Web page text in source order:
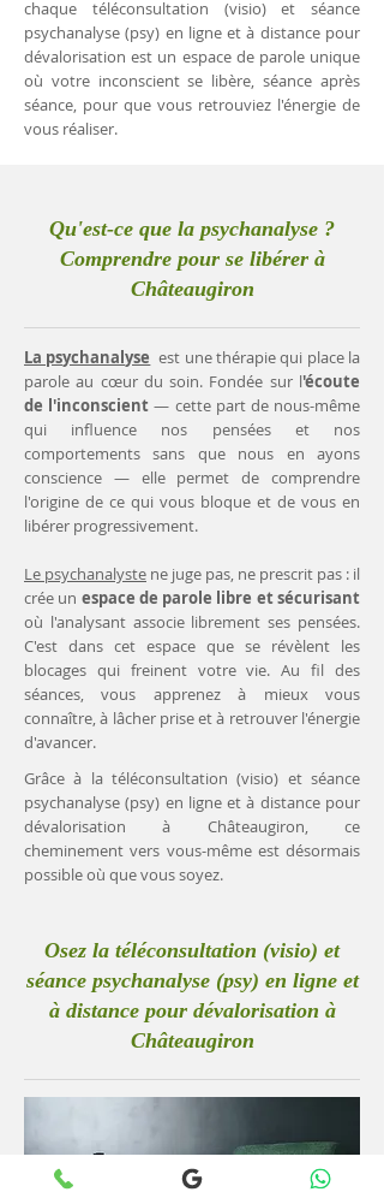
chaque téléconsultation (visio) et séance
psychanalyse (psy) en ligne et à distance pour
dévalorisation est un espace de parole unique
où votre inconscient se libère, séance après
séance, pour que vous retrouviez l'énergie de
vous réaliser.
Qu'est-ce que la psychanalyse ?
Comprendre pour se libérer à
Châteaugiron
La psychanalyse est une thérapie qui place la
parole au cœur du soin. Fondée sur l'écoute
de l'inconscient— cette part de nous-même
qui influence nos pensées et nos
comportements sans que nous en ayons
conscience — elle permet de comprendre
l'origine de ce qui vous bloque et de vous en
libérer progressivement.
Le psychanalyste ne juge pas, ne prescrit pas : il
crée un espace de parole libre et sécurisant
où l'analysant associe librement ses pensées.
C'est dans cet espace que se révèlent les
blocages qui freinent votre vie. Au fil des
séances, vous apprenez à mieux vous
connaître, à lâcher prise et à retrouver l'énergie
d'avancer.
Grâce à la téléconsultation (visio) et séance
psychanalyse (psy) en ligne et à distance pour
dévalorisation à Châteaugiron, ce
cheminement vers vous-même est désormais
possible où que vous soyez.
Osez la téléconsultation (visio) et
séance psychanalyse (psy) en ligne et
à distance pour dévalorisation à
Châteaugiron